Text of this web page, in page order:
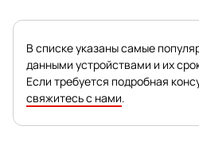
В списке указаны самые
данными устройствами и их
Если требуется подробная
свяжитесь с нами.